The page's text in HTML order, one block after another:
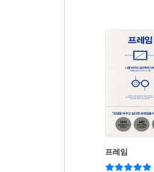
프레임